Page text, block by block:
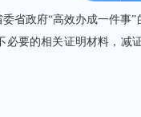
省政府“高效办成一件
必要的相关证明材料，